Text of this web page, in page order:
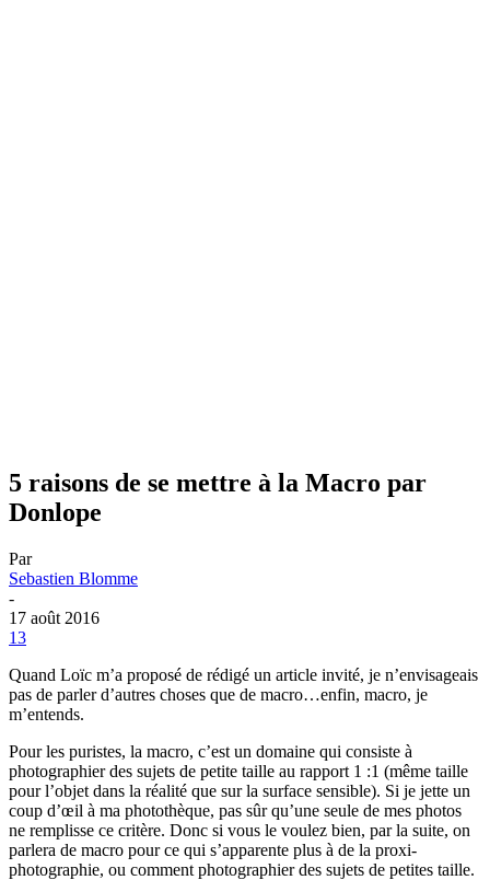
5 raisons de se mettre à la Macro par
Donlope
Par
Sebastien Blomme
-
17 août 2016
13
Quand Loïc m’a proposé de rédigé un article invité, je n’envisageais
pas de parler d’autres choses que de macro…enfin, macro, je
m’entends.
Pour les puristes, la macro, c’est un domaine qui consiste à
photographier des sujets de petite taille au rapport 1 :1 (même taille
pour l’objet dans la réalité que sur la surface sensible). Si je jette un
coup d’œil à ma photothèque, pas sûr qu’une seule de mes photos
ne remplisse ce critère. Donc si vous le voulez bien, par la suite, on
parlera de macro pour ce qui s’apparente plus à de la proxi-
photographie, ou comment photographier des sujets de petites taille.